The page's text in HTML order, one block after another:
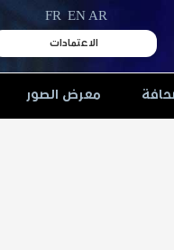
AR
EN
FR
الاعتمادات
معرض الصور